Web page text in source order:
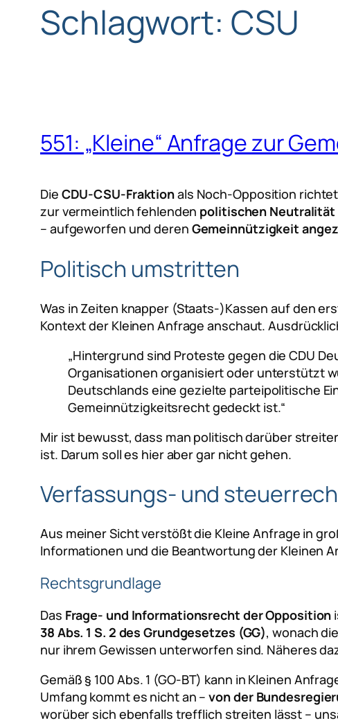
Schlagwort: CSU
551: „Kleine“ Anfrage zur
Die CDU-CSU-Fraktionals Noch-Opposition
zur vermeintlich fehlenden politischen Neutralität
– aufgeworfen und deren Gemeinnützigkeit
Politisch umstritten
Was in Zeiten knapper (Staats-)Kassen auf den
Kontext der Kleinen Anfrage anschaut.
„Hintergrund sind Proteste gegen die CDU
Organisationen organisiert oder unterstützt
Deutschlands eine gezielte parteipolitische
Gemeinnützigkeitsrecht gedeckt ist.“
Mir ist bewusst, dass man politisch darüber
ist. Darum soll es hier aber gar nicht gehen.
Verfassungs- und
Aus meiner Sicht verstößt die Kleine Anfrage in
Informationen und die Beantwortung der Kleinen
Rechtsgrundlage
Das Frage- und Informationsrecht der Opposition
38 Abs. 1 S. 2 des Grundgesetzes (GG), wonach
nur ihrem Gewissen unterworfen sind. Näheres
Gemäß § 100 Abs. 1 (GO-BT) kann in Kleinen
Umfang kommt es nicht an –von der
worüber sich ebenfalls trefflich streiten lässt –